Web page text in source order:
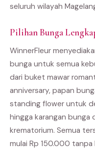
seluruh wilayah
Pilihan Bunga
WinnerFleur
bunga untuk semua
dari buket mawar
anniversary, papan
standing flower untuk
hingga karangan bunga
krematorium. Semua
mulai Rp 150.000